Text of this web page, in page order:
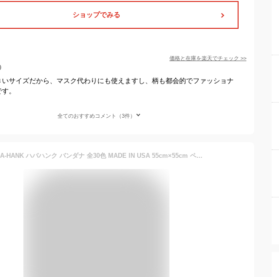
ショップでみる
価格と在庫を楽天でチェック >>
サイズだから、マスク代わりにも使えますし、柄も都会的でファッショナ
。
全てのおすすめコメント（3件）
HAV-A-HANK ハバハンク バンダナ 全30色 MADE IN USA 55cm×55cm ペイズリー ヴィンテージ スカーフ ハンカチ アメリカ製 (2枚セット(55cm×55cm), (9201)ブラック/ホワイト)